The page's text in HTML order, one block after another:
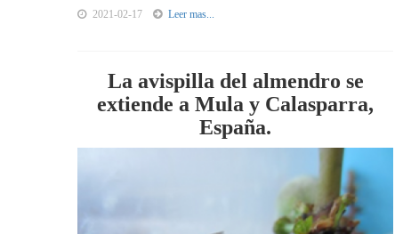
2021-02-17 Leer mas...
La avispilla del almendro se
extiende a Mula y Calasparra,
España.